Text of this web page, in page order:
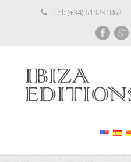
Tel: (+34) 619281862